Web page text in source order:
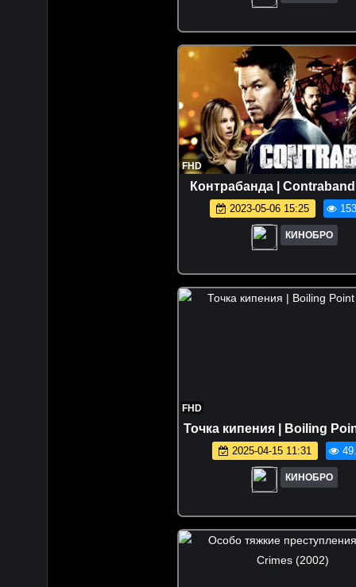
FHD
Контрабанда | Contraband
2023-05-06 15:25
КИНОБРО
FHD
Точка кипения | Boiling
2025-04-15 11:31
КИНОБРО